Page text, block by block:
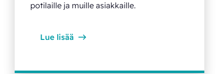
potilaille ja muille asiakkaille.
Lue lisää